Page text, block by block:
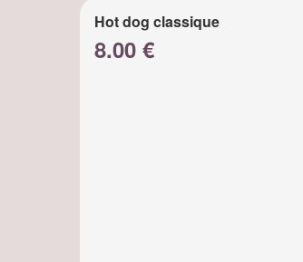
Hot dog classique
8.00 €